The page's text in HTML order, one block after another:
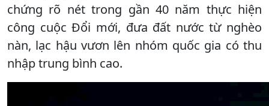
chứng rõ nét trong gần 40 năm thực hiện
công cuộc Đổi mới, đưa đất nước từ nghèo
nàn, lạc hậu vươn lên nhóm quốc gia có thu
nhập trung bình cao.